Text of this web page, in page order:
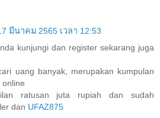
มีนาคม 2565 เวลา 12:53
kunjungi dan register sekarang juga
uang banyak, merupakan kumpulan
online
ratusan juta rupiah dan sudah
dan UFAZ875